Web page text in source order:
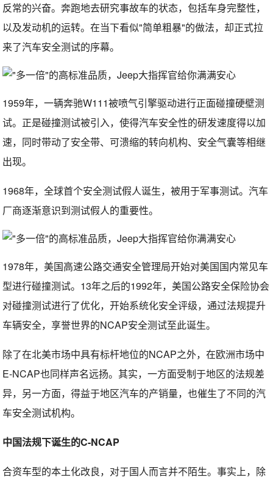
反常的兴奋。奔跑地去研究事故车的状态，包括车身完整性，
以及发动机的运转。在当下看似"简单粗暴"的做法，却正式拉
来了汽车安全测试的序幕。
1959年，一辆奔驰W111被喷气引擎驱动进行正面碰撞硬壁测
试。正是碰撞测试被引入，使得汽车安全性的研发速度得以加
速，同时带动了安全带、可溃缩的转向机构、安全气囊等相继
出现。
1968年，全球首个安全测试假人诞生，被用于军事测试。汽车
厂商逐渐意识到测试假人的重要性。
1978年，美国高速公路交通安全管理局开始对美国国内常见车
型进行碰撞测试。13年之后的1992年，美国公路安全保险协会
对碰撞测试进行了优化，开始系统化安全评级，通过法规提升
车辆安全，享誉世界的NCAP安全测试至此诞生。
除了在北美市场中具有标杆地位的NCAP之外，在欧洲市场中
E-NCAP也同样声名远扬。其实，一方面受制于地区的法规差
异，另一方面，得益于地区汽车的产销量，也催生了不同的汽
车安全测试机构。
中国法规下诞生的C-NCAP
合资车型的本土化改良，对于国人而言并不陌生。事实上，除